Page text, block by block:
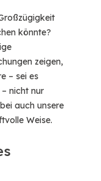
könnte?
zeigen,
– sei es
nicht nur
auch unsere
Weise.